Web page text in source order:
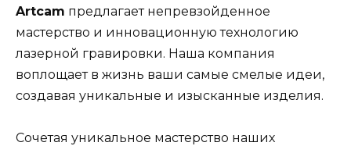
Artcam предлагает непревзойденное
мастерство и инновационную технологию
лазерной гравировки. Наша компания
воплощает в жизнь ваши самые смелые идеи,
создавая уникальные и изысканные изделия.
Сочетая уникальное мастерство наших